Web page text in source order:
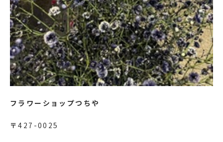
フラワーショップつちや
〒427-0025